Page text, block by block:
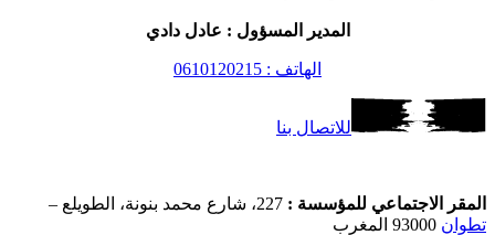
المدير المسؤول : عادل دادي
الهاتف : 0610120215
للاتصال بنا
المقر الاجتماعي للمؤسسة : 227، شارع محمد بنونة، الطويلع –
تطوان